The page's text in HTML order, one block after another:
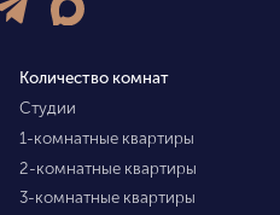
Количество комнат
Студии
1-комнатные квартиры
2-комнатные квартиры
3-комнатные квартиры